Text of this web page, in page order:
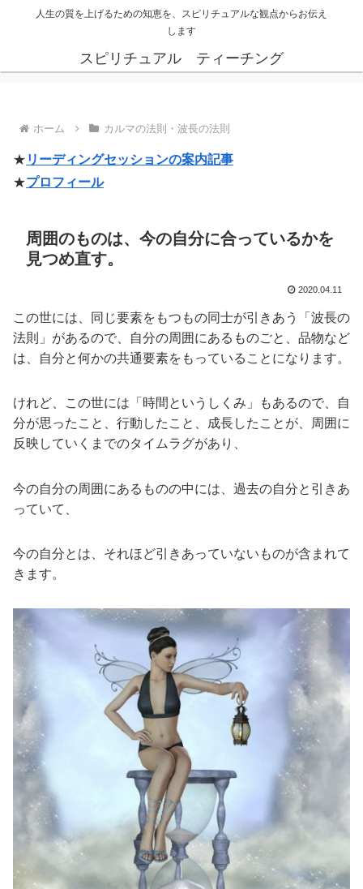
人生の質を上げるための知恵を、スピリチュアルな観点からお伝え
します
スピリチュアル ティーチング
ホーム カルマの法則・波長の法則
★ リーディングセッションの案内記事
★プロフィール
周囲のものは、今の自分に合っているかを
見つめ直す。
2020.04.11
この世には、同じ要素をもつもの同士が引きあう「波長の
法則」があるので、自分の周囲にあるものごと、品物など
は、自分と何かの共通要素をもっていることになります。
けれど、この世には「時間というしくみ」もあるので、自
分が思ったこと、行動したこと、成長したことが、周囲に
反映していくまでのタイムラグがあり、
今の自分の周囲にあるものの中には、過去の自分と引きあ
っていて、
今の自分とは、それほど引きあっていないものが含まれて
きます。